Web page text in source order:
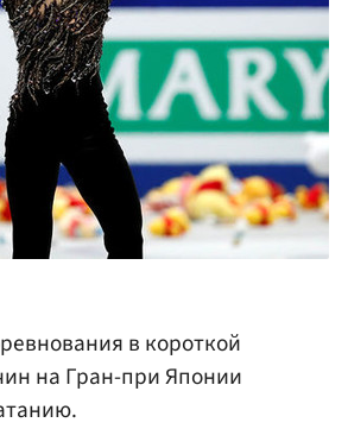
в короткой
на Гран-при Японии